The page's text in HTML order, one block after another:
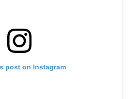
post on Instagram